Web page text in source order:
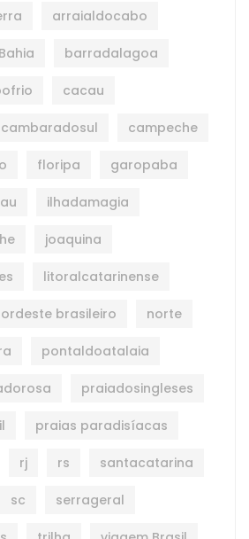
arraialdocabo
Bahia barradalagoa
cacau
cambaradosul campeche
floripa garopaba
ilhadamagia
joaquina
litoralcatarinense
brasileiro norte
pontaldoatalaia
praiadosingleses
praias paradisíacas
rj rs santacatarina
sc serrageral